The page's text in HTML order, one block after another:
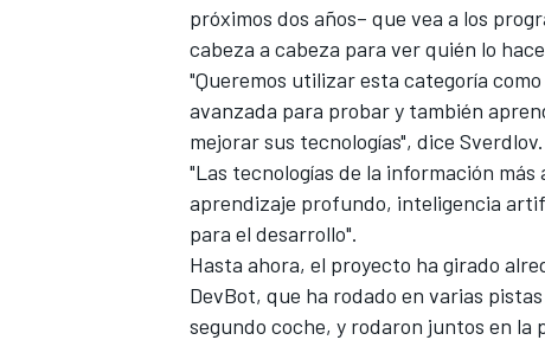
próximos dos años– que vea a los
cabeza a cabeza para ver quién lo
"Queremos utilizar esta categoría
avanzada para probar y también
mejorar sus tecnologías", dice Sverdlov.
"Las tecnologías de la información
aprendizaje profundo, inteligencia
para el desarrollo".
Hasta ahora, el proyecto ha girado
DevBot, que ha rodado en varias
segundo coche, y rodaron juntos en la